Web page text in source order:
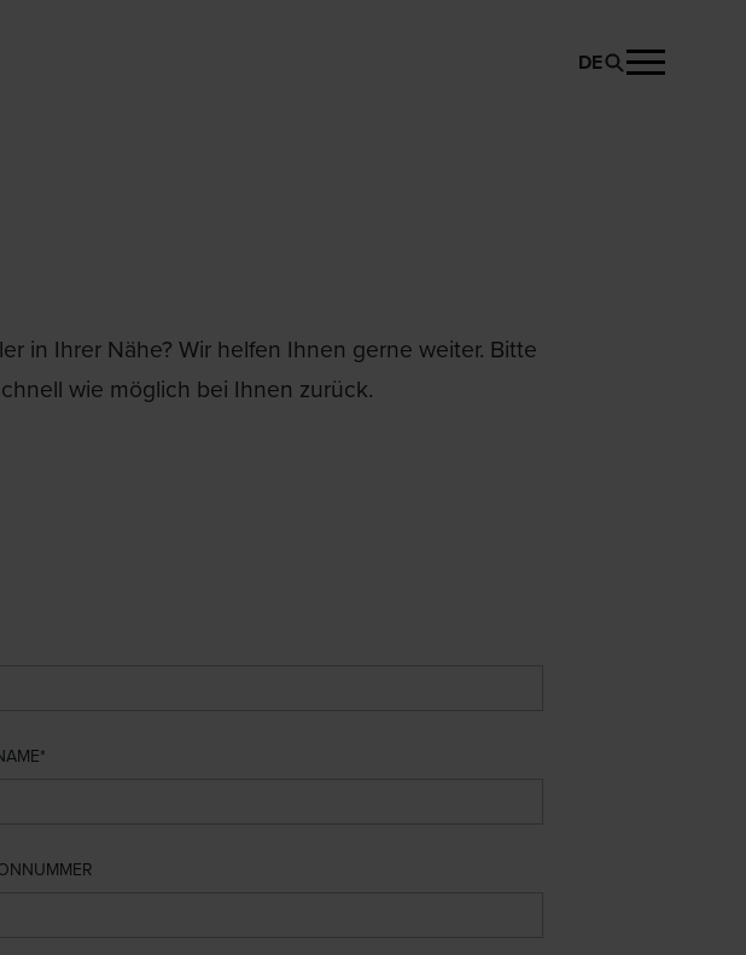
DE
in Ihrer Nähe? Wir helfen Ihnen gerne weiter. Bitte
wie möglich bei Ihnen zurück.